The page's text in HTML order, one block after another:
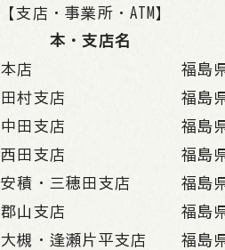
【支店・事業所・ATM】
本・支店名
本店
福島
田村支店
福島
中田支店
福島
西田支店
福島
安積・三穂田支店
福島
郡山支店
福島
大槻・逢瀬片平支店
福島